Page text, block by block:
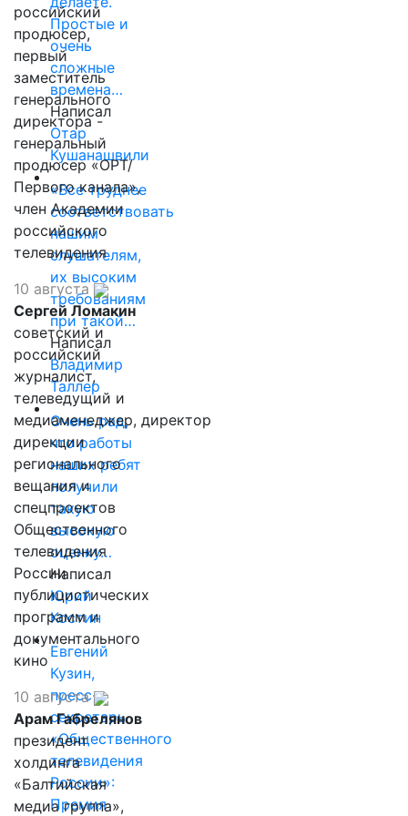
Простые и
очень
сложные
времена…
Написал
Отар
Кушанашвили
«Все труднее
соответствовать
нашим
слушателям,
их высоким
требованиям
при такой…
Написал
Владимир
Таллер
Очень рад,
что работы
наших ребят
получили
такую
высокую
оценку…
Написал
Юрий
Костин
Евгений
Кузин,
пресс-
секретарь
«Общественного
телевидения
России»:
Премия
российский
продюсер,
первый
заместитель
генерального
директора -
генеральный
продюсер «ОРТ/
Первого канала»,
член Академии
российского
телевидения
10 августа
Сергей Ломакин
советский и
российский
журналист,
телеведущий и
медиаменеджер, директор
дирекции
регионального
вещания и
спецпроектов
Общественного
телевидения
России
публицистических
программ и
документального
кино
10 августа
Арам Габрелянов
президент
холдинга
«Балтийская
медиа группа»,